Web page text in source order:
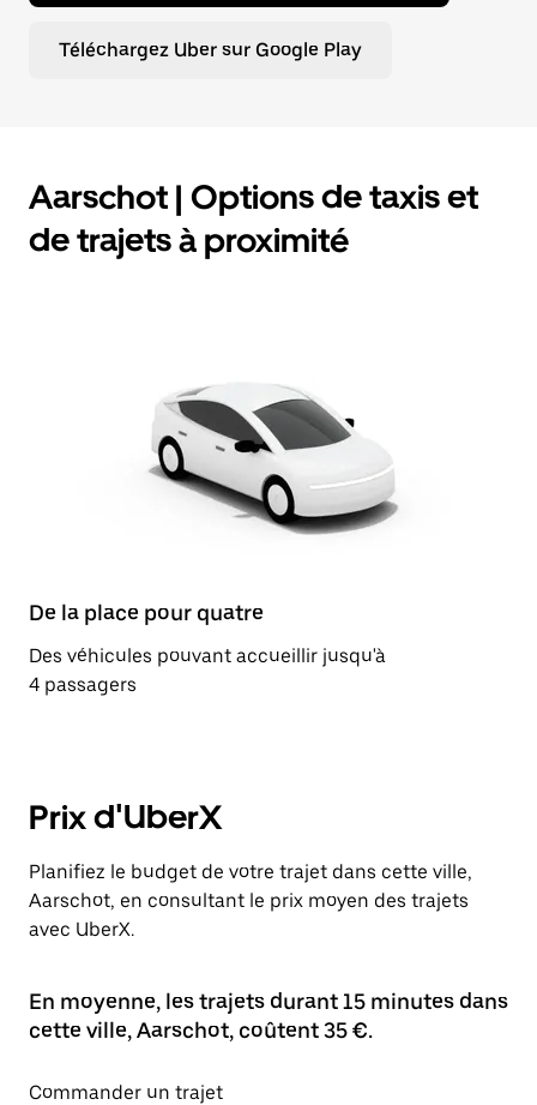
Téléchargez Uber sur Google Play
Aarschot | Options de taxis et
de trajets à proximité
De la place pour quatre
Des véhicules pouvant accueillir jusqu'à
4 passagers
Prix d'UberX
Planifiez le budget de votre trajet dans cette ville,
Aarschot, en consultant le prix moyen des trajets
avec UberX.
En moyenne, les trajets durant 15 minutes dans
cette ville, Aarschot, coûtent 35 €.
Commander un trajet